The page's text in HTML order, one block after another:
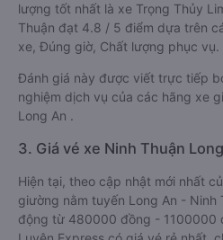
lượng tốt nhất là xe Trọng Thủy
Thuận đạt 4.8 / 5 điểm dựa trên
xe, Đúng giờ, Chất lượng phục vụ.
Đánh giá này được viết trực tiếp
nghiệm dịch vụ của các hãng xe
Long An .
3. Giá vé xe Ninh Thuận
Hiện tại, theo cập nhật mới nhất
giường nằm tuyến Long An - Ninh
động từ 480000 đồng - 1100000